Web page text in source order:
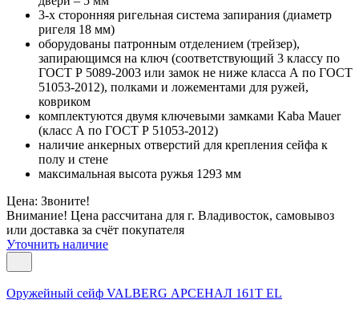
3-х сторонняя ригельная система запирания (диаметр
ригеля 18 мм)
оборудованы патронным отделением (трейзер),
запирающимся на ключ (соответствующий 3 классу по
ГОСТ Р 5089-2003 или замок не ниже класса А по ГОСТ
51053-2012), полками и ложементами для ружей,
ковриком
комплектуются двумя ключевыми замками Kaba Mauer
(класс А по ГОСТ Р 51053-2012)
наличие анкерных отверстий для крепления сейфа к
полу и стене
максимальная высота ружья 1293 мм
Цена: Звоните!
Внимание! Цена рассчитана для г. Владивосток, самовывоз
или доставка за счёт покупателя
Уточнить наличие
Оружейный сейф VALBERG АРСЕНАЛ 161Т EL